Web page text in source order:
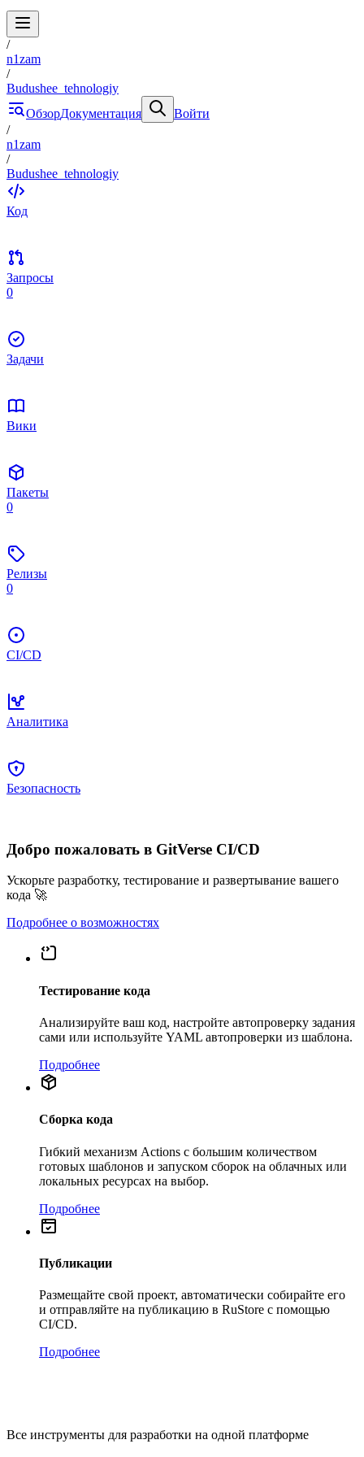
/
n1zam
/
Budushee_tehnologiy
ОбзорДокументация
Войти
/
n1zam
/
Budushee_tehnologiy
Код
Запросы
0
Задачи
Вики
Пакеты
0
Релизы
0
CI/CD
Аналитика
Безопасность
Добро пожаловать в GitVerse CI/CD
Ускорьте разработку, тестирование и развертывание вашего
кода 🚀
Подробнее о возможностях
Тестирование кода
Анализируйте ваш код, настройте автопроверку задания
сами или используйте YAML автопроверки из шаблона.
Подробнее
Сборка кода
Гибкий механизм Actions с большим количеством
готовых шаблонов и запуском сборок на облачных или
локальных ресурсах на выбор.
Подробнее
Публикации
Размещайте свой проект, автоматически собирайте его
и отправляйте на публикацию в RuStore с помощью
CI/CD.
Подробнее
Все инструменты для разработки на одной платформе